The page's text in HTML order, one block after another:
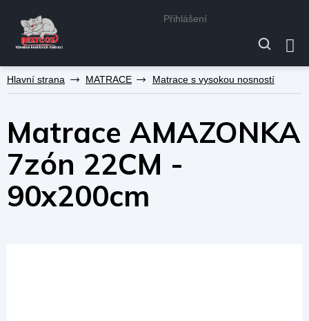
na
Přihlášení
MATRACE Matrace s vysokou nosností
Matrace AMAZONKA
7zón 22CM -
90x200cm